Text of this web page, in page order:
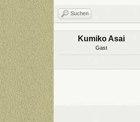
Suchen
Kumiko Asai
Gast